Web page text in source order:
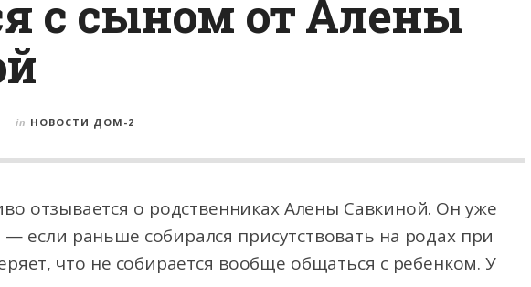
с сыном от Алены
in НОВОСТИ ДОМ-2
отзывается о родственниках Алены Савкиной. Он уже
если раньше собирался присутствовать на родах при
что не собирается вообще общаться с ребенком. У